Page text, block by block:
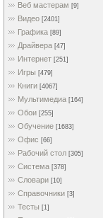
Веб мастерам [9]
Видео [2401]
Графика [89]
Драйвера [47]
Интернет [251]
Игры [479]
Книги [4067]
Мультимедиа [164]
Обои [255]
Обучение [1683]
Офис [66]
Рабочий стол [305]
Система [378]
Словари [10]
Справочники [3]
Тесты [1]